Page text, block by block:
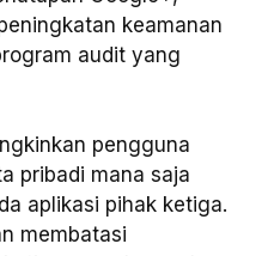
keamanan
audit yang
pengguna
pribadi mana saja
aplikasi pihak ketiga.
membatasi